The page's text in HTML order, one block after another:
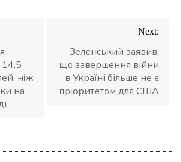
14,5
ніж
на
Next:
Зеленський заявив,
що завершення війни
в Україні більше не є
пріоритетом для США